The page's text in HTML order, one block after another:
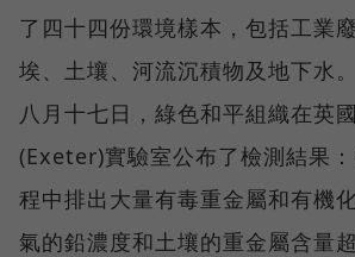
了四十四份環境樣本，包括工業
埃、土壤、河流沉積物及地下水。
八月十七日，綠色和平組織在英
(Exeter)實驗室公布了檢測結果
程中排出大量有毒重金屬和有機
氣的鉛濃度和土壤的重金屬含量